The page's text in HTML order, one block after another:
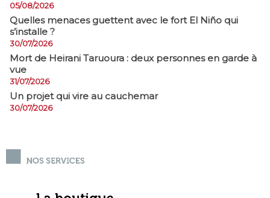
05/08/2026
Quelles menaces guettent avec le fort El Niño qui
s’installe ?
30/07/2026
Mort de Heirani Taruoura : deux personnes en garde à
vue
31/07/2026
Un projet qui vire au cauchemar
30/07/2026